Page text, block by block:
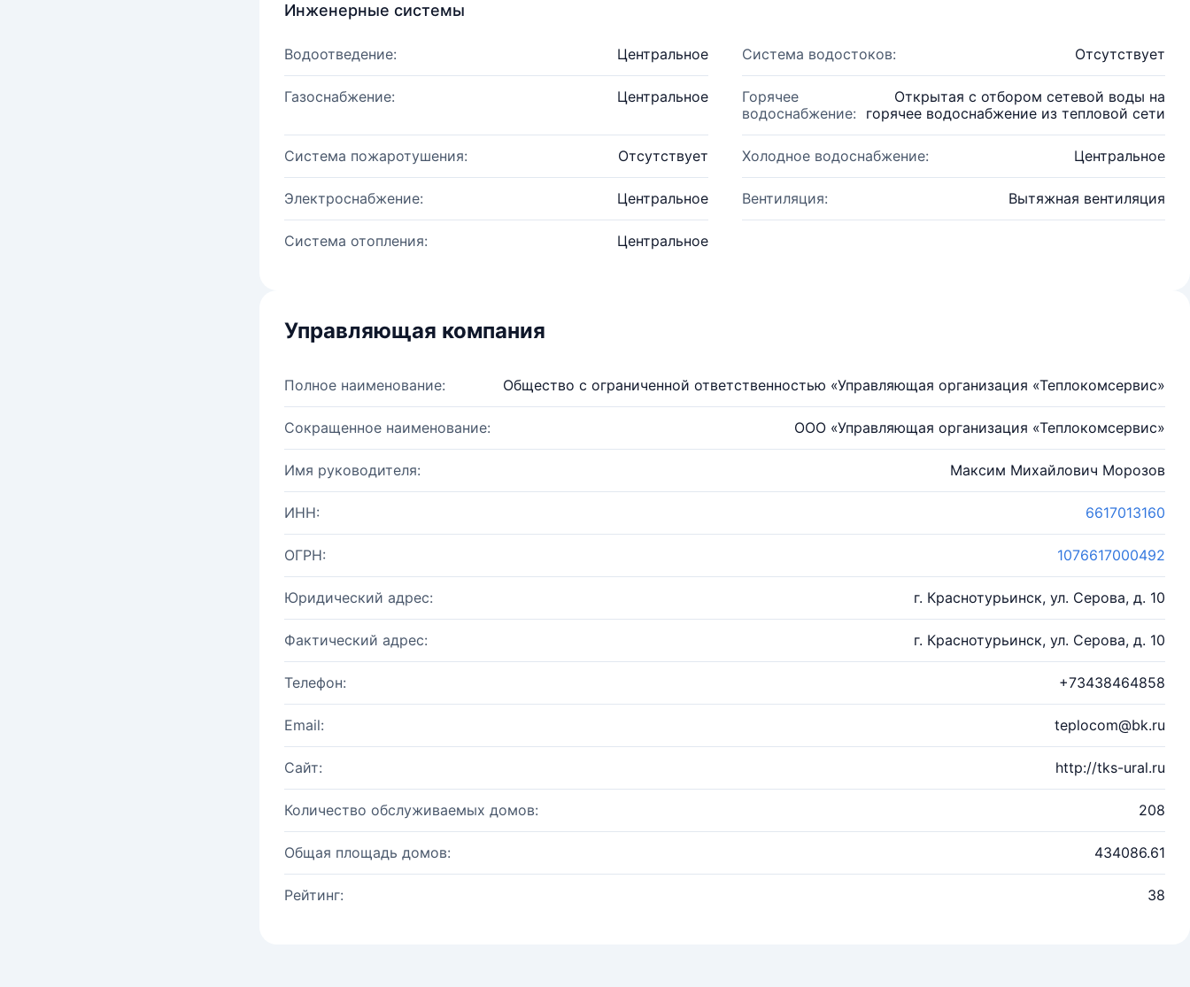
Инженерные системы
Водоотведение: Центральное Система водостоков: Отсутствует
Газоснабжение: Центральное
Горячее
водоснабжение:
Открытая с отбором сетевой воды на
горячее водоснабжение из тепловой сети
Система пожаротушения: Отсутствует Холодное водоснабжение: Центральное
Электроснабжение: Центральное Вентиляция: Вытяжная вентиляция
Система отопления: Центральное
Управляющая компания
Полное наименование: Общество с ограниченной ответственностью «Управляющая организация «Теплокомсервис»
Сокращенное наименование: ООО «Управляющая организация «Теплокомсервис»
Имя руководителя: Максим Михайлович Морозов
ИНН: 6617013160
ОГРН: 1076617000492
Юридический адрес: г. Краснотурьинск, ул. Серова, д. 10
Фактический адрес: г. Краснотурьинск, ул. Серова, д. 10
Телефон: +73438464858
Email: teplocom@bk.ru
Сайт: http://tks-ural.ru
Количество обслуживаемых домов: 208
Общая площадь домов: 434086.61
Рейтинг: 38